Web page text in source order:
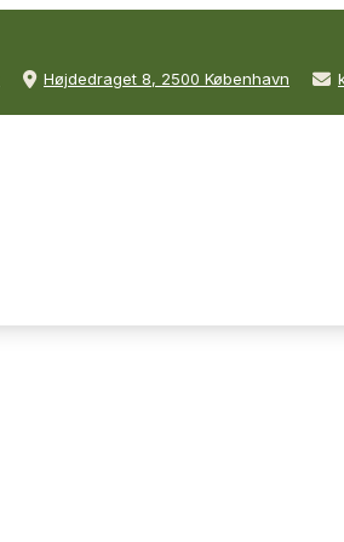
Højdedraget 8, 2500 København